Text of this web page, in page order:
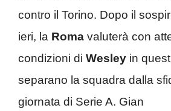
contro il Torino. Dopo il
ieri, la Roma valuterà con
condizioni di Wesley in
separano la squadra dalla
giornata di Serie A. Gian